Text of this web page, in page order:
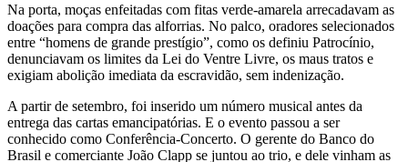
Na porta, moças enfeitadas com fitas verde-amarela arrecadavam as
doações para compra das alforrias. No palco, oradores selecionados
entre “homens de grande prestígio”, como os definiu Patrocínio,
denunciavam os limites da Lei do Ventre Livre, os maus tratos e
exigiam abolição imediata da escravidão, sem indenização.
A partir de setembro, foi inserido um número musical antes da
entrega das cartas emancipatórias. E o evento passou a ser
conhecido como Conferência-Concerto. O gerente do Banco do
Brasil e comerciante João Clapp se juntou ao trio, e dele vinham as